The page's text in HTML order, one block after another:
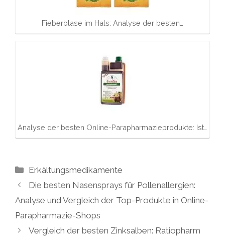
Fieberblase im Hals: Analyse der besten…
Analyse der besten Online-Parapharmazieprodukte: Ist…
Kategorien
Erkältungsmedikamente
Die besten Nasensprays für Pollenallergien:
Analyse und Vergleich der Top-Produkte in Online-
Parapharmazie-Shops
Vergleich der besten Zinksalben: Ratiopharm